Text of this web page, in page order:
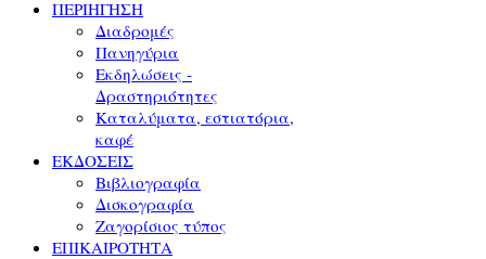
ΠΕΡΙΗΓΗΣΗ
Διαδρομές
Πανηγύρια
Εκδηλώσεις -
Δραστηριότητες
Καταλύματα, εστιατόρια,
καφέ
ΕΚΔΟΣΕΙΣ
Βιβλιογραφία
Δισκογραφία
Ζαγορίσιος τύπος
ΕΠΙΚΑΙΡΟΤΗΤΑ